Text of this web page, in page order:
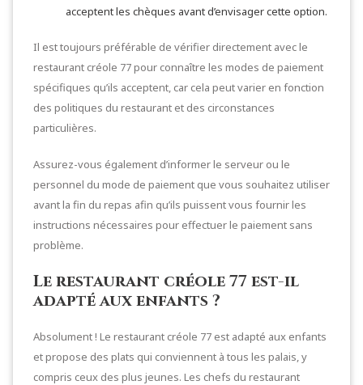
acceptent les chèques avant d’envisager cette option.
Il est toujours préférable de vérifier directement avec le
restaurant créole 77 pour connaître les modes de paiement
spécifiques qu’ils acceptent, car cela peut varier en fonction
des politiques du restaurant et des circonstances
particulières.
Assurez-vous également d’informer le serveur ou le
personnel du mode de paiement que vous souhaitez utiliser
avant la fin du repas afin qu’ils puissent vous fournir les
instructions nécessaires pour effectuer le paiement sans
problème.
Le restaurant créole 77 est-il
adapté aux enfants ?
Absolument ! Le restaurant créole 77 est adapté aux enfants
et propose des plats qui conviennent à tous les palais, y
compris ceux des plus jeunes. Les chefs du restaurant